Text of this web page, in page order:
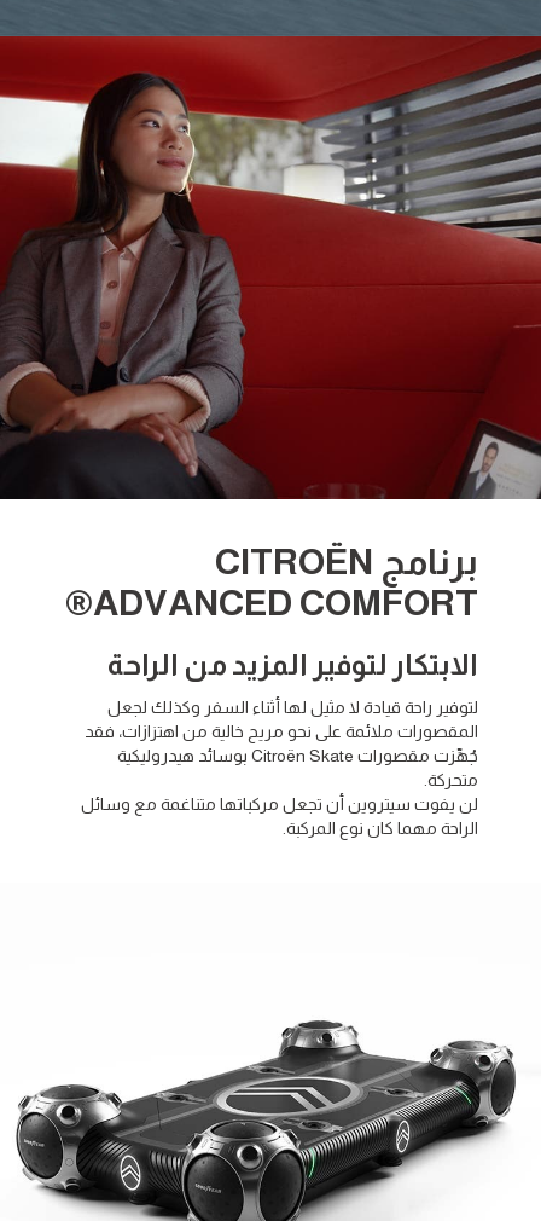
برنامج CITROËN
ADVANCED COMFORT®
الابتكار لتوفير المزيد من الراحة
لتوفير راحة قيادة لا مثيل لها أثناء السفر وكذلك لجعل
المقصورات ملائمة على نحو مريح خالية من اهتزازات، فقد
جُهِّزت مقصورات Citroën Skate بوسائد هيدروليكية
متحركة.
لن يفوت سيتروين أن تجعل مركباتها متناغمة مع وسائل
الراحة مهما كان نوع المركبة.